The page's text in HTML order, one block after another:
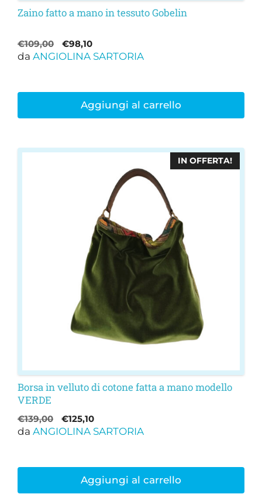
Zaino fatto a mano in tessuto Gobelin
€109,00
Il
prezzo
€109,00.
€98,10Il
prezzo
€98,10.
da ANGIOLINA SARTORIA
Aggiungi al carrello
IN OFFERTA!
Borsa in velluto di cotone fatta a mano modello
VERDE
€139,00
Il
prezzo
€139,00.
€125,10Il
prezzo
€125,10.
da ANGIOLINA SARTORIA
Aggiungi al carrello